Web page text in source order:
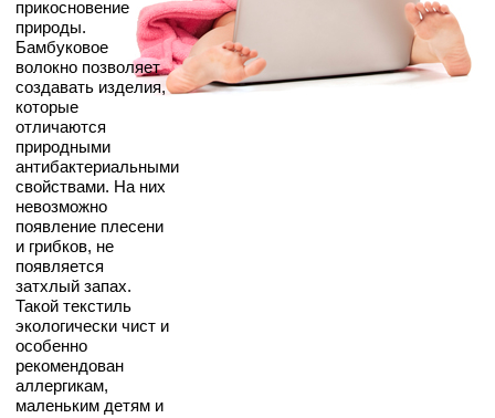
прикосновение
природы.
Бамбуковое
волокно позволяет
создавать изделия,
которые
отличаются
природными
антибактериальными
свойствами. На них
невозможно
появление плесени
и грибков, не
появляется
затхлый запах.
Такой текстиль
экологически чист и
особенно
рекомендован
аллергикам,
маленьким детям и